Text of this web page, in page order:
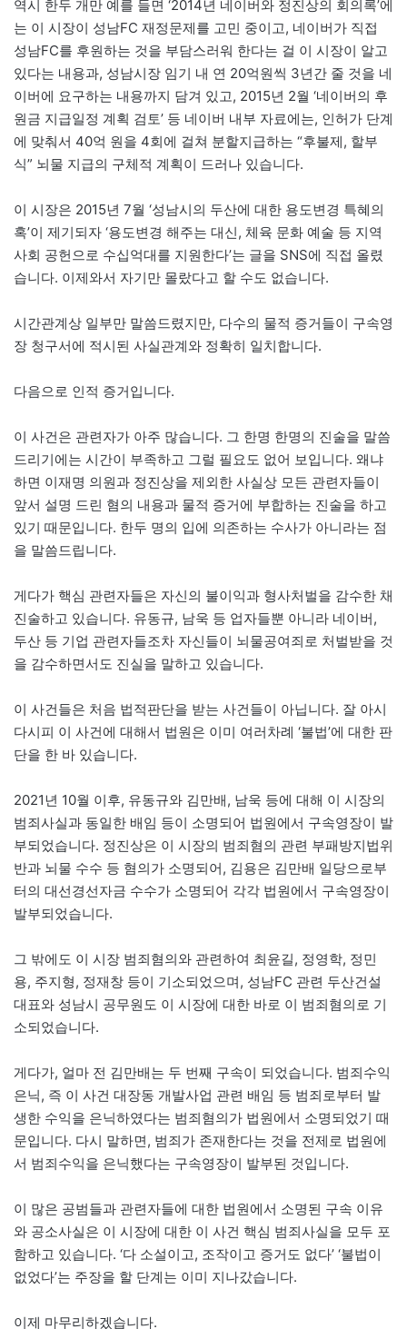
역시 한두 개만 예를 들면 ‘2014년 네이버와 정진상의 회의록’에
는 이 시장이 성남FC 재정문제를 고민 중이고, 네이버가 직접
성남FC를 후원하는 것을 부담스러워 한다는 걸 이 시장이 알고
있다는 내용과, 성남시장 임기 내 연 20억원씩 3년간 줄 것을 네
이버에 요구하는 내용까지 담겨 있고, 2015년 2월 ‘네이버의 후
원금 지급일정 계획 검토’ 등 네이버 내부 자료에는, 인허가 단계
에 맞춰서 40억 원을 4회에 걸쳐 분할지급하는 “후불제, 할부
식” 뇌물 지급의 구체적 계획이 드러나 있습니다.
이 시장은 2015년 7월 ‘성남시의 두산에 대한 용도변경 특혜의
혹’이 제기되자 ‘용도변경 해주는 대신, 체육 문화 예술 등 지역
사회 공헌으로 수십억대를 지원한다’는 글을 SNS에 직접 올렸
습니다. 이제와서 자기만 몰랐다고 할 수도 없습니다.
시간관계상 일부만 말씀드렸지만, 다수의 물적 증거들이 구속영
장 청구서에 적시된 사실관계와 정확히 일치합니다.
다음으로 인적 증거입니다.
이 사건은 관련자가 아주 많습니다. 그 한명 한명의 진술을 말씀
드리기에는 시간이 부족하고 그럴 필요도 없어 보입니다. 왜냐
하면 이재명 의원과 정진상을 제외한 사실상 모든 관련자들이
앞서 설명 드린 혐의 내용과 물적 증거에 부합하는 진술을 하고
있기 때문입니다. 한두 명의 입에 의존하는 수사가 아니라는 점
을 말씀드립니다.
게다가 핵심 관련자들은 자신의 불이익과 형사처벌을 감수한 채
진술하고 있습니다. 유동규, 남욱 등 업자들뿐 아니라 네이버,
두산 등 기업 관련자들조차 자신들이 뇌물공여죄로 처벌받을 것
을 감수하면서도 진실을 말하고 있습니다.
이 사건들은 처음 법적판단을 받는 사건들이 아닙니다. 잘 아시
다시피 이 사건에 대해서 법원은 이미 여러차례 ‘불법’에 대한 판
단을 한 바 있습니다.
2021년 10월 이후, 유동규와 김만배, 남욱 등에 대해 이 시장의
범죄사실과 동일한 배임 등이 소명되어 법원에서 구속영장이 발
부되었습니다. 정진상은 이 시장의 범죄혐의 관련 부패방지법위
반과 뇌물 수수 등 혐의가 소명되어, 김용은 김만배 일당으로부
터의 대선경선자금 수수가 소명되어 각각 법원에서 구속영장이
발부되었습니다.
그 밖에도 이 시장 범죄혐의와 관련하여 최윤길, 정영학, 정민
용, 주지형, 정재창 등이 기소되었으며, 성남FC 관련 두산건설
대표와 성남시 공무원도 이 시장에 대한 바로 이 범죄혐의로 기
소되었습니다.
게다가, 얼마 전 김만배는 두 번째 구속이 되었습니다. 범죄수익
은닉, 즉 이 사건 대장동 개발사업 관련 배임 등 범죄로부터 발
생한 수익을 은닉하였다는 범죄혐의가 법원에서 소명되었기 때
문입니다. 다시 말하면, 범죄가 존재한다는 것을 전제로 법원에
서 범죄수익을 은닉했다는 구속영장이 발부된 것입니다.
이 많은 공범들과 관련자들에 대한 법원에서 소명된 구속 이유
와 공소사실은 이 시장에 대한 이 사건 핵심 범죄사실을 모두 포
함하고 있습니다. ‘다 소설이고, 조작이고 증거도 없다’ ‘불법이
없었다’는 주장을 할 단계는 이미 지나갔습니다.
이제 마무리하겠습니다.